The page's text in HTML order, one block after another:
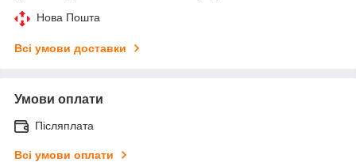
Нова Пошта
Всі умови доставки
Умови оплати
Післяплата
Всі умови оплати